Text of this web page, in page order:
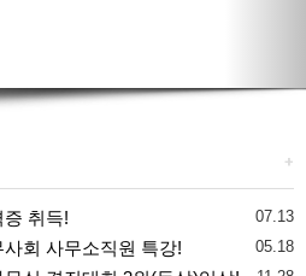
+
07.13
취득!
05.18
회 사무소직원 특강!